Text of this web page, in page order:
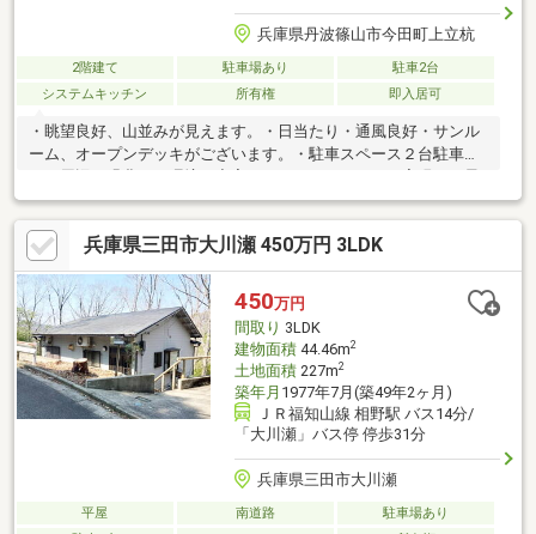
兵庫県丹波篠山市今田町上立杭
2階建て 駐車場あり
駐車2台
システムキッチン
所有権 即入居可
・眺望良好、山並みが見えます。・日当たり・通風良好・サンル
ーム、オープンデッキがございます。・駐車スペース２台駐車
適です。
兵庫県三田市大川瀬 450万円 3LDK
450万円
間取り 3LDK
建物面積44.46m2
土地面積227m2
築年月 1977年7月(築49年2ヶ月)
ＪＲ福知山線 相野駅 バス14分/
「大川瀬」バス停 停歩31分
兵庫県三田市大川瀬
平屋 南道路
駐車場あり